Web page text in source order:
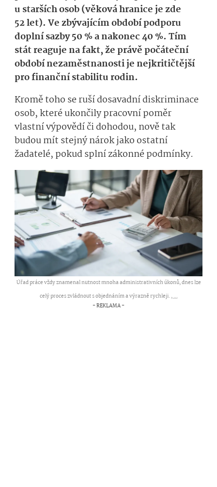
u starších osob (věková hranice je zde
52 let). Ve zbývajícím období podporu
doplní sazby 50 % a nakonec 40 %. Tím
stát reaguje na fakt, že právě počáteční
období nezaměstnanosti je nejkritičtější
pro finanční stabilitu rodin.
Kromě toho se ruší dosavadní diskriminace
osob, které ukončily pracovní poměr
vlastní výpovědí či dohodou, nově tak
budou mít stejný nárok jako ostatní
žadatelé, pokud splní zákonné podmínky.
Úřad práce vždy znamenal nutnost mnoha administrativních úkonů, dnes lze
celý proces zvládnout s objednáním a výrazně rychleji. ,...